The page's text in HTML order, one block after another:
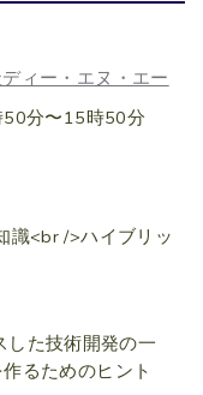
ィー・エヌ・エー
分〜15時50分
識<br />ハイブリッ
した技術開発の一
るためのヒント